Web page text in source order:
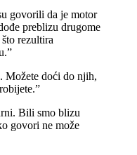
govorili da je motor
preblizu drugome
rezultira
Možete doći do njih,
Bili smo blizu
govori ne može